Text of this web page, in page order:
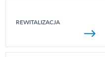
REWITALIZACJA